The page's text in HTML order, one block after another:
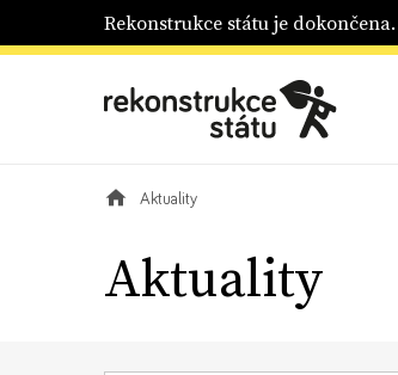
Rekonstrukce státu je
Aktuality
Aktuality